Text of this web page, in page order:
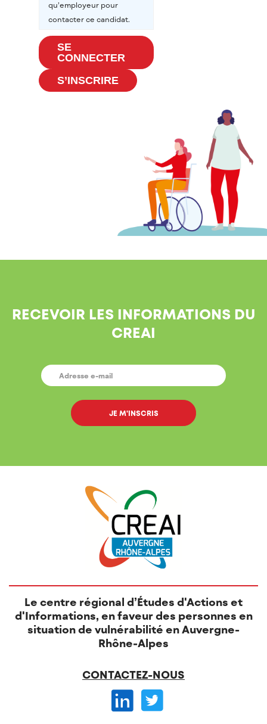
qu’employeur pour
contacter ce candidat.
SE
CONNECTER
S’INSCRIRE
RECEVOIR LES INFORMATIONS DU
CREAI
E-
MAIL *
Le centre régional d’Études d'Actions et
d'Informations, en faveur des personnes en
situation de vulnérabilité en Auvergne-
Rhône-Alpes
CONTACTEZ-NOUS